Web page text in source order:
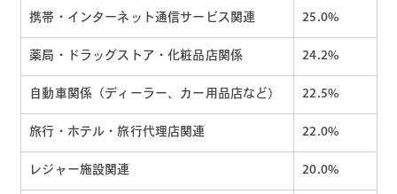
携帯・インターネット通信サービス関連 25.0%
薬局・ドラッグストア・化粧品店関係 24.2%
自動車関係（ディーラー、カー用品店など） 22.5%
旅行・ホテル・旅行代理店関連 22.0%
レジャー施設関連 20.0%